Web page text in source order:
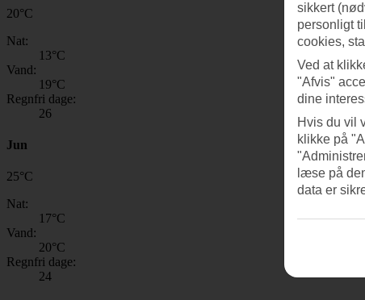
20°C
Nat:
13°C
Vand:
19°C
Regnfri dage:
26
Jun
25°C
Nat:
17°C
Vand:
20°C
Regnfri dage:
24
sikkert
personligt
cookies,
Ved at
"Afvis"
dine
Hvis du vil
klikke på
læse på
data er